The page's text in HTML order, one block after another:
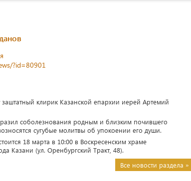
?id=80901
клирик Казанской епархии иерей Артемий
соболезнования родным и близким почившего
сугубые молитвы об упокоении его души.
18 марта в 10:00 в Воскресенским храме
Казани (ул. Оренбургский Тракт, 48).
Все новости раздела »